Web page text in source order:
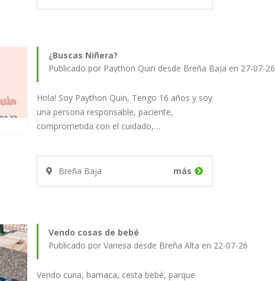
¿Buscas Niñera?
Publicado por Paython Quin desde Breña Baja en 27-07-26
Hola! Soy Paython Quin, Tengo 16 años y soy
una persona responsable, paciente,
comprometida con el cuidado,…
Breña Baja más
Vendo cosas de bebé
Publicado por Vanesa desde Breña Alta en 22-07-26
Vendo cuna, hamaca, cesta bebé, parque